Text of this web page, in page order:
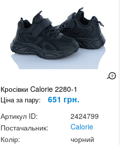
Кросівки Calorie 2280-1
Ціна за пару: 651 грн.
Артикул ID:
2424799
Постачальник:
Calorie
Колір:
чорний